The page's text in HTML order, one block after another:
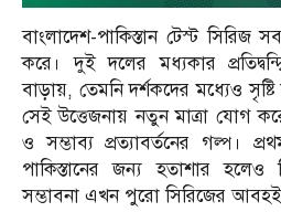
বাংলাদেশ-পাকিস্তান টেস্ট
করে। দুই দলের মধ্যকার
বাড়ায়, তেমনি দর্শকদের মধ্যেও
সেই উত্তেজনায় নতুন মাত্রা যোগ
ও সম্ভাব্য প্রত্যাবর্তনের গল্প।
পাকিস্তানের জন্য হতাশার হলেও
সম্ভাবনা এখন পুরো সিরিজের আবহই